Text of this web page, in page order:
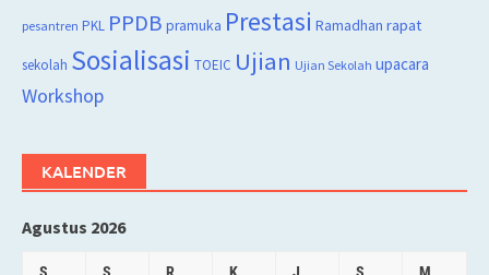
pesantren PKL PPDB pramuka Prestasi Ramadhan rapat
sekolah Sosialisasi TOEIC Ujian Ujian Sekolah upacara
Workshop
KALENDER
Agustus 2026